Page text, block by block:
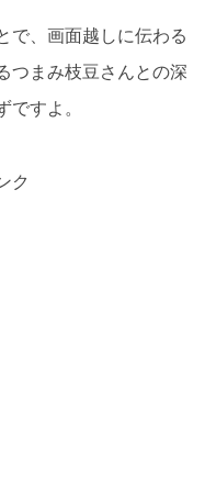
で、画面越しに伝わる
つまみ枝豆さんとの深
すよ。
ク